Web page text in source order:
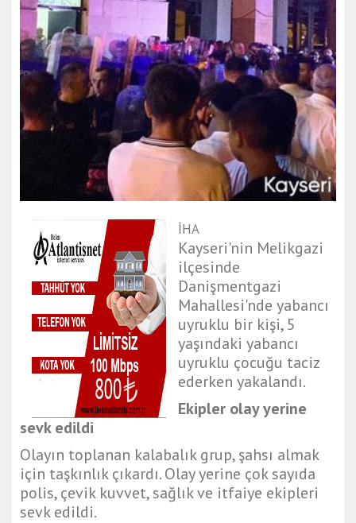
İHA
Kayseri'nin Melikgazi
ilçesinde
Danişmentgazi
Mahallesi'nde yabancı
uyruklu bir kişi, 5
yaşındaki yabancı
uyruklu çocuğu taciz
ederken yakalandı.
Ekipler olay yerine
sevk edildi
Olayın toplanan kalabalık grup, şahsı almak
için taşkınlık çıkardı. Olay yerine çok sayıda
polis, çevik kuvvet, sağlık ve itfaiye ekipleri
sevk edildi.